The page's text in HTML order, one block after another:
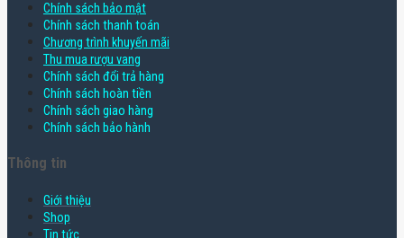
Chính sách bảo mật
Chính sách thanh toán
Chương trình khuyến mãi
Thu mua rượu vang
Chính sách đổi trả hàng
Chính sách hoàn tiền
Chính sách giao hàng
Chính sách bảo hành
Thông tin
Giới thiệu
Shop
Tin tức